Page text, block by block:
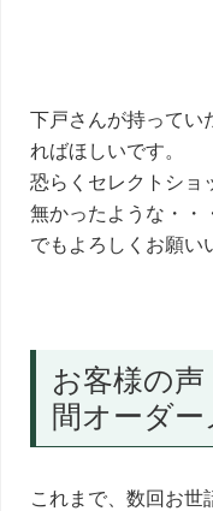
下戸さんが持ってい
ればほしいです。
恐らくセレクトショ
無かったような・・
でもよろしくお願い
お客様の
間オーダ
これまで、数回お世